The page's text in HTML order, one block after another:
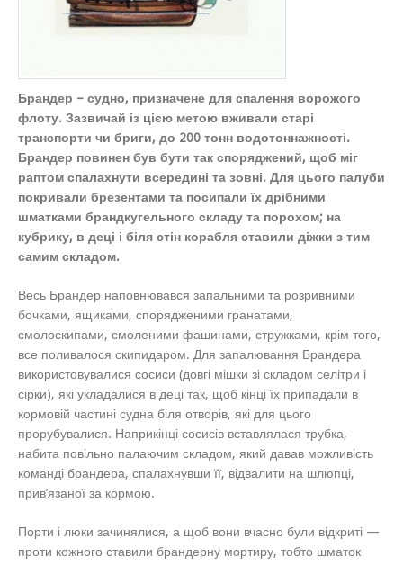
Брандер – судно, призначене для спалення ворожого
флоту. Зазвичай із цією метою вживали старі
транспорти чи бриги, до 200 тонн водотоннажності.
Брандер повинен був бути так споряджений, щоб міг
раптом спалахнути всередині та зовні. Для цього палуби
покривали брезентами та посипали їх дрібними
шматками брандкугельного складу та порохом; на
кубрику, в деці і біля стін корабля ставили діжки з тим
самим складом.
Весь Брандер наповнювався запальними та розривними
бочками, ящиками, спорядженими гранатами,
смолоскипами, смоленими фашинами, стружками, крім того,
все поливалося скипидаром. Для запалювання Брандера
використовувалися сосиси (довгі мішки зі складом селітри і
сірки), які укладалися в деці так, щоб кінці їх припадали в
кормовій частині судна біля отворів, які для цього
прорубувалися. Наприкінці сосисів вставлялася трубка,
набита повільно палаючим складом, який давав можливість
команді брандера, спалахнувши її, відвалити на шлюпці,
прив’язаної за кормою.
Порти і люки зачинялися, а щоб вони вчасно були відкриті —
проти кожного ставили брандерну мортиру, тобто шматок